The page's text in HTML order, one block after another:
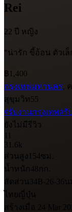
Rei
22 ปี หญิง
"น่ารัก ขี้อ้อน ตัวเล็
฿1,400
กรุงเทพมหานคร,
สุขุมวิท55
#รับงานกรุงเทพ#รั
ยังไม่มีรีวิว
11
31.6k
ส่วนสูง 154ซม.
น้ำหนัก48กก.
สัดส่วน
34B-26-36